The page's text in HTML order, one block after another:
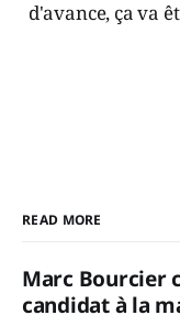
d'avance, ça va
READ MORE
Marc Bourcier
candidat à la